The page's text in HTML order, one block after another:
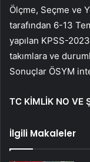
Ölçme, Seçme ve
tarafından 6-13
yapılan KPSS-
takımlara ve
Sonuçlar ÖSYM
TC KİMLİK NO VE
İlgili Makaleler